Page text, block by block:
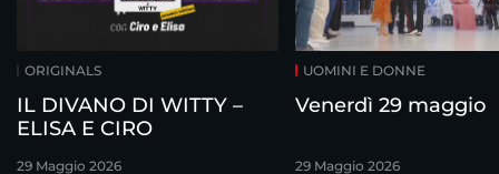
ORIGINALS
IL DIVANO DI WITTY –
ELISA E CIRO
29 Maggio 2026
UOMINI E DONNE
Venerdì 29 maggio
29 Maggio 2026